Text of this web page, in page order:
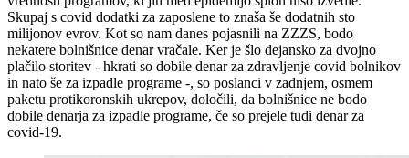
Skupaj s covid dodatki za zaposlene to znaša še dodatnih sto
milijonov evrov. Kot so nam danes pojasnili na ZZZS, bodo
nekatere bolnišnice denar vračale. Ker je šlo dejansko za dvojno
plačilo storitev - hkrati so dobile denar za zdravljenje covid bolnikov
in nato še za izpadle programe -, so poslanci v zadnjem, osmem
paketu protikoronskih ukrepov, določili, da bolnišnice ne bodo
dobile denarja za izpadle programe, če so prejele tudi denar za
covid-19.